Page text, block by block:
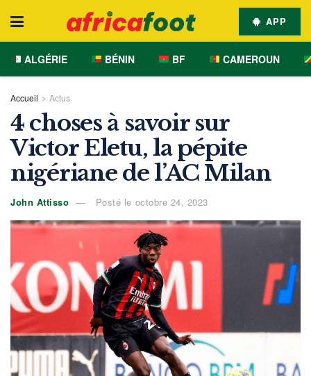
APP
ALGÉRIE BÉNIN BF CAMEROUN
Accueil Actus
4 choses à savoir sur
Victor Eletu, la pépite
nigériane de l’AC Milan
John Attisso Posté le octobre 24, 2023